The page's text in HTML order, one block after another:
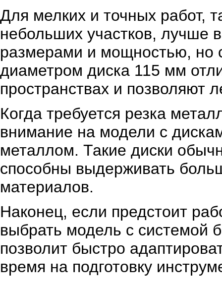
Для мелких и точных работ,
небольших участков,
размерами и мощностью, но
диаметром диска 115 мм
пространствах и позволяют
Когда требуется резка
внимание на модели с
металлом. Такие диски
способны выдерживать
материалов.
Наконец, если предстоит
выбрать модель с системой
позволит быстро
время на подготовку